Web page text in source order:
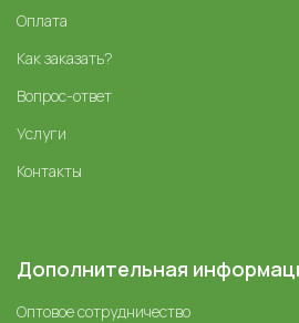
Оплата
Как заказать?
Вопрос-ответ
Услуги
Контакты
Дополнительная
Оптовое сотрудничество